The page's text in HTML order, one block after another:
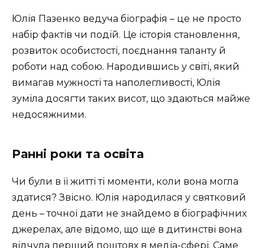
Юлія Пазенко ведуча біографія – це не просто
набір фактів чи подій. Це історія становлення,
розвиток особистості, поєднання таланту й
роботи над собою. Народившись у світі, який
вимагав мужності та наполегливості, Юлія
зуміла досягти таких висот, що здаються майже
недосяжними.
Ранні роки та освіта
Чи були в її житті ті моменти, коли вона могла
здатися? Звісно. Юлія народилася у святковий
день – точної дати не знайдемо в біографічних
джерелах, але відомо, що ще в дитинстві вона
відчула перший поштовх в медіа-сфері. Саме